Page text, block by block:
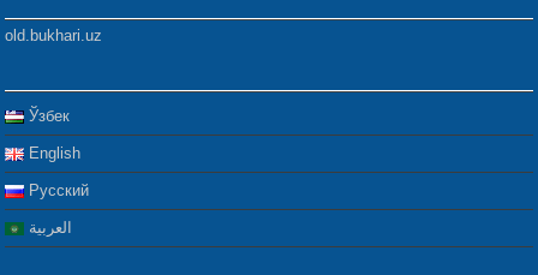
old.bukhari.uz
Ўзбек
English
Русский
العربية